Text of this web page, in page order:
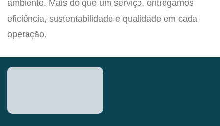
ambiente. Mais do que um serviço, entregamos
eficiência, sustentabilidade e qualidade em cada
operação.